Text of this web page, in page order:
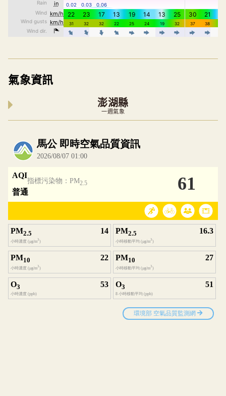
氣象資訊
澎湖縣
一週氣象
內嵌空氣品質小工具為視覺預覽，完整即時空